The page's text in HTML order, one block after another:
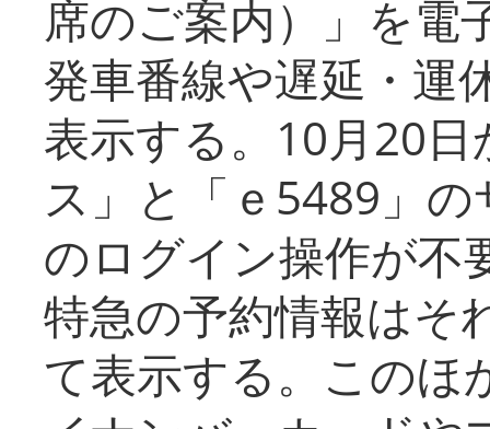
席のご案内）」を電
発車番線や遅延・運
表示する。10月20
ス」と「ｅ5489」
のログイン操作が不
特急の予約情報はそ
て表示する。このほ